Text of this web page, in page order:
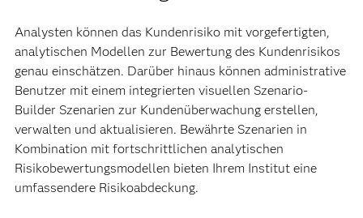
Analysten können das Kundenrisiko mit vorgefertigten,
analytischen Modellen zur Bewertung des Kundenrisikos
genau einschätzen. Darüber hinaus können administrative
Benutzer mit einem integrierten visuellen Szenario-
Builder Szenarien zur Kundenüberwachung erstellen,
verwalten und aktualisieren. Bewährte Szenarien in
Kombination mit fortschrittlichen analytischen
Risikobewertungsmodellen bieten Ihrem Institut eine
umfassendere Risikoabdeckung.